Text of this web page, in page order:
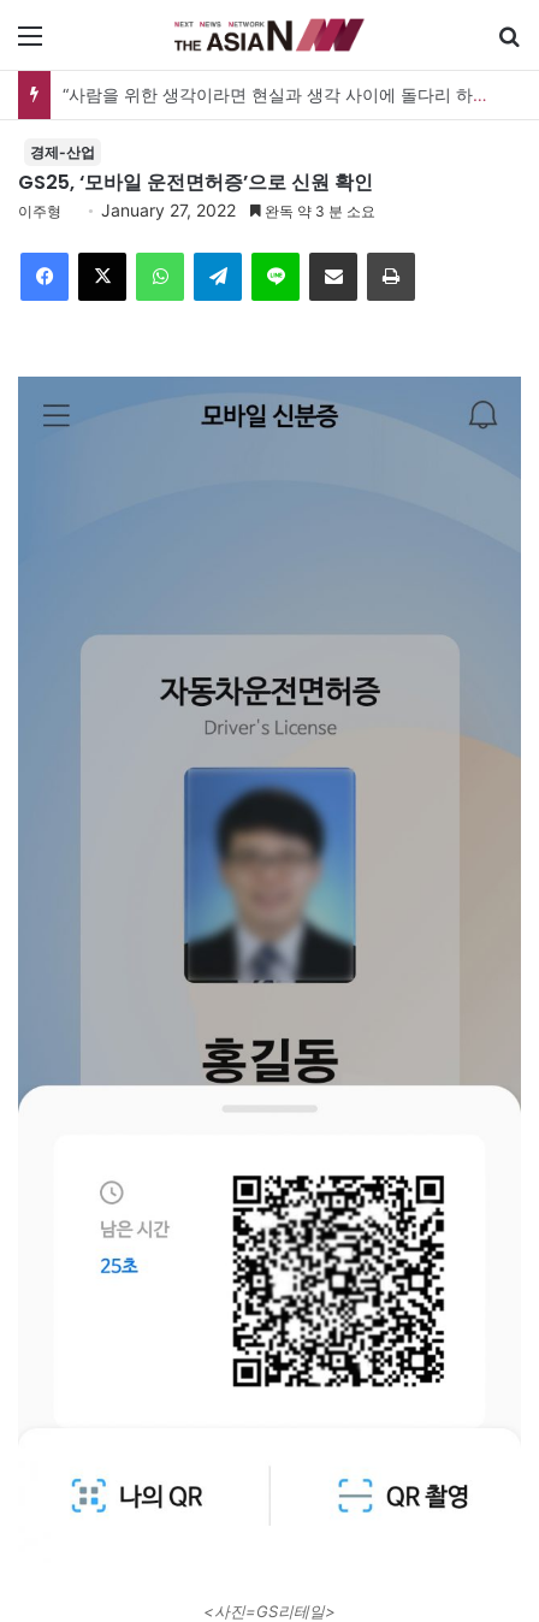
“사람을 위한 생각이라면 현실과 생각 사이에 돌다리 하나는 놓아야 하지 않을까”
경제-산업
GS25, ‘모바일 운전면허증’으로 신원 확인
이주형 January 27, 2022 완독 약 3 분 소요
Telegram 이메일
<사진=GS리테일>